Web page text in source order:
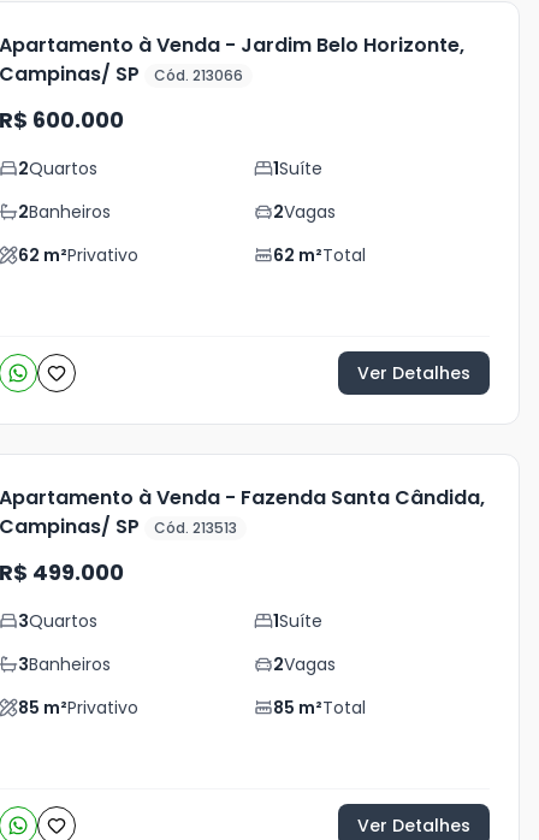
Apartamento à Venda - Jardim Belo Horizonte,
Campinas/ SP
Cód. 213066
R$ 600.000
2Quartos 1Suíte
2Banheiros 2Vagas
62 m²Privativo 62 m²Total
Ver Detalhes
Apartamento à Venda - Fazenda Santa Cândida,
Campinas/ SP
Cód. 213513
R$ 499.000
3Quartos 1Suíte
3Banheiros 2Vagas
85 m²Privativo 85 m²Total
Ver Detalhes